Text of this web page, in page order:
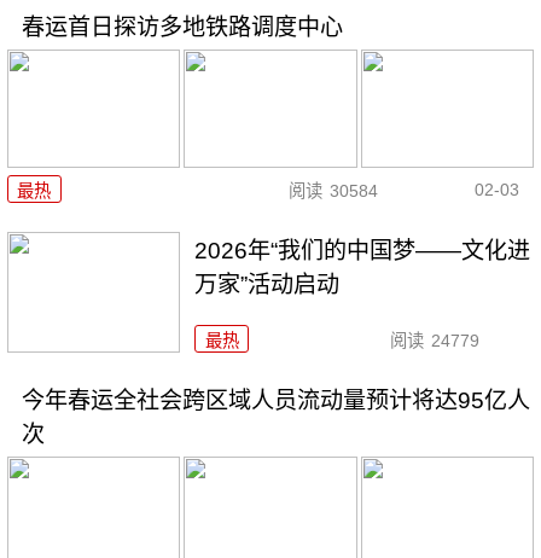
春运首日探访多地铁路调度中心
最热 阅读 30584 02-03
2026年“我们的中国梦——文化进
万家”活动启动
最热 阅读 24779
今年春运全社会跨区域人员流动量预计将达95亿人
次